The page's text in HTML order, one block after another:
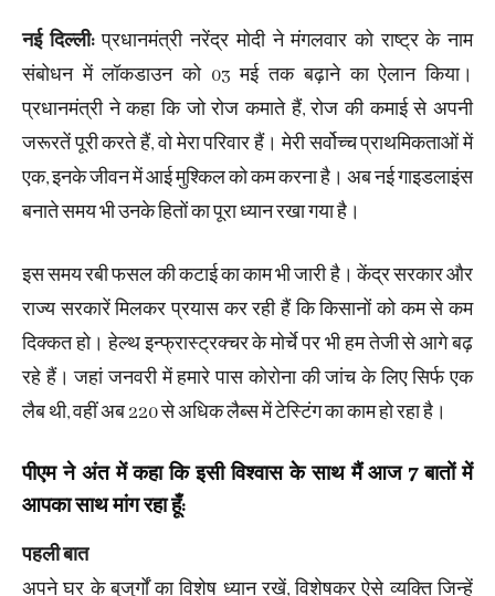
नई दिल्ली:प्रधानमंत्री नरेंद्र मोदी ने मंगलवार को राष्ट्र के नाम
संबोधन में लॉकडाउन को 03 मई तक बढ़ाने का ऐलान किया।
प्रधानमंत्री ने कहा कि जो रोज कमाते हैं, रोज की कमाई से अपनी
जरूरतें पूरी करते हैं, वो मेरा परिवार हैं। मेरी सर्वोच्च प्राथमिकताओं में
एक, इनके जीवन में आई मुश्किल को कम करना है। अब नई गाइडलाइंस
बनाते समय भी उनके हितों का पूरा ध्यान रखा गया है।
इस समय रबी फसल की कटाई का काम भी जारी है। केंद्र सरकार और
राज्य सरकारें मिलकर प्रयास कर रही हैं कि किसानों को कम से कम
दिक्कत हो। हेल्थ इन्फ्रास्ट्रक्चर के मोर्चे पर भी हम तेजी से आगे बढ़
रहे हैं। जहां जनवरी में हमारे पास कोरोना की जांच के लिए सिर्फ एक
लैब थी, वहीं अब 220 से अधिक लैब्स में टेस्टिंग का काम हो रहा है।
पीएम ने अंत में कहा कि इसी विश्वास के साथ मैं आज 7 बातों में
आपका साथ मांग रहा हूँ:
पहली बात
अपने घर के बुजुर्गों का विशेष ध्यान रखें, विशेषकर ऐसे व्यक्ति जिन्हें